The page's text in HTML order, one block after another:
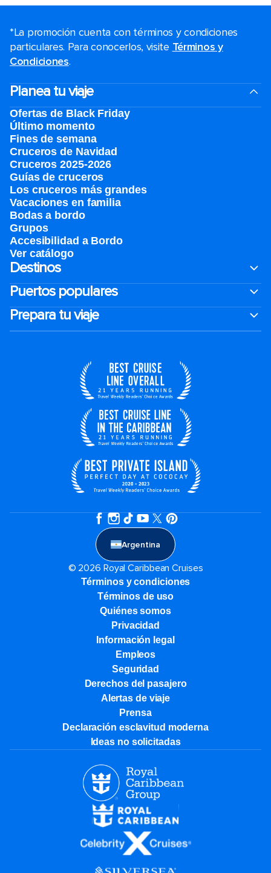
*La promoción cuenta con términos y condiciones
particulares. Para conocerlos, visite Términos y
Condiciones.
Planea tu viaje
Ofertas de Black Friday
Último momento
Fines de semana
Cruceros de Navidad
Cruceros 2025-2026
Guías de cruceros
Los cruceros más grandes
Vacaciones en familia
Bodas a bordo
Grupos
Accesibilidad a Bordo
Ver catálogo
Destinos
Puertos populares
Prepara tu viaje
Argentina
© 2026 Royal Caribbean Cruises
Términos y condiciones
Términos de uso
Quiénes somos
Privacidad
Información legal
Empleos
Seguridad
Derechos del pasajero
Alertas de viaje
Prensa
Declaración esclavitud moderna
Ideas no solicitadas